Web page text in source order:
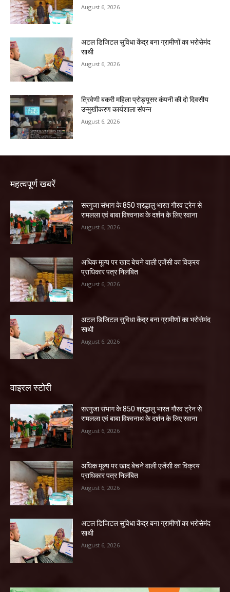
August 6, 2026
अटल डिजिटल सुविधा केंद्र बना ग्रामीणों का भरोसेमंद
साथी
August 6, 2026
त्रिवेणी बकरी महिला प्रोड्यूसर कंपनी की दो दिवसीय
उन्मुखीकरण कार्यशाला संपन्न
August 6, 2026
महत्वपूर्ण खबरें
सरगुजा संभाग के 850 श्रद्धालु भारत गौरव ट्रेन से
रामलला एवं बाबा विश्वनाथ के दर्शन के लिए रवाना
August 6, 2026
अधिक मूल्य पर खाद बेचने वाली एजेंसी का विक्रय
प्राधिकार पत्र निलंबित
August 6, 2026
अटल डिजिटल सुविधा केंद्र बना ग्रामीणों का भरोसेमंद
साथी
August 6, 2026
वाइरल स्टोरी
सरगुजा संभाग के 850 श्रद्धालु भारत गौरव ट्रेन से
रामलला एवं बाबा विश्वनाथ के दर्शन के लिए रवाना
August 6, 2026
अधिक मूल्य पर खाद बेचने वाली एजेंसी का विक्रय
प्राधिकार पत्र निलंबित
August 6, 2026
अटल डिजिटल सुविधा केंद्र बना ग्रामीणों का भरोसेमंद
साथी
August 6, 2026